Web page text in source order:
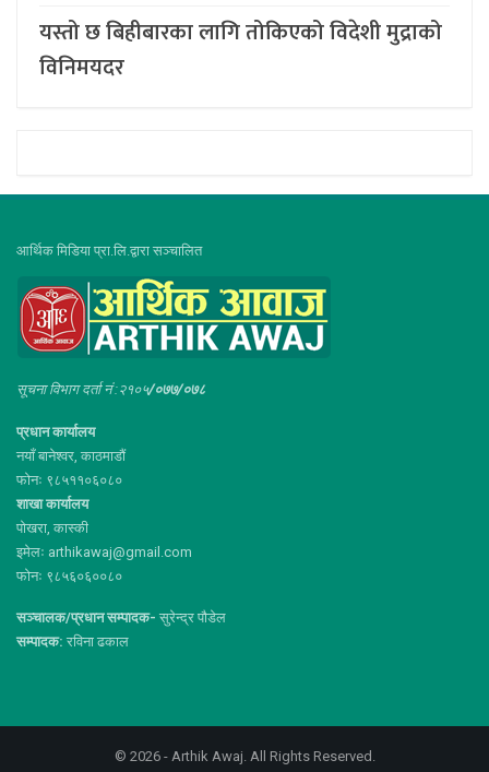
यस्तो छ बिहीबारका लागि तोकिएको विदेशी मुद्राको
विनिमयदर
आर्थिक मिडिया प्रा.लि.द्वारा सञ्चालित
सूचना विभाग दर्ता नं :२१०५/०७७/०७८
प्रधान कार्यालय
नयाँ बानेश्वर, काठमाडौं
फोनः ९८५११०६०८०
शाखा कार्यालय
पोखरा, कास्की
इमेलः arthikawaj@gmail.com
फोनः ९८५६०६००८०
सञ्चालक/प्रधान सम्पादक- सुरेन्द्र पौडेल
सम्पादक: रविना ढकाल
© 2026 - Arthik Awaj. All Rights Reserved.